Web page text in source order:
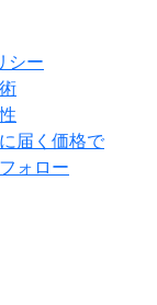
シー
届く価格で
ォロー